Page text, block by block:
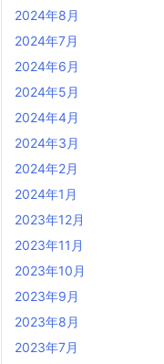
2024年8月
2024年7月
2024年6月
2024年5月
2024年4月
2024年3月
2024年2月
2024年1月
2023年12月
2023年11月
2023年10月
2023年9月
2023年8月
2023年7月